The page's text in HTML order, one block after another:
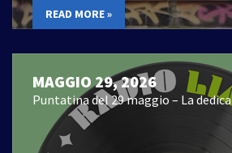
READ MORE »
MAGGIO 29, 2026
Puntatina del 29 maggio – La dedica